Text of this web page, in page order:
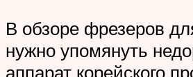
В обзоре фрезеров
нужно упомянуть
аппарат корейского